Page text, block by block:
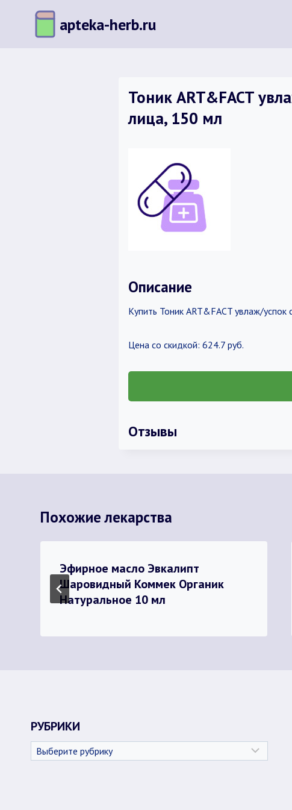
содержимому
apteka-herb.ru
Тоник ART&FACT
лица, 150 мл
Описание
Купить Тоник ART&FACT увлаж/
Цена со скидкой: 624.7 руб.
Отзывы
Похожие лекарства
Эфирное масло Эвкалипт
Шаровидный Коммек Органик
Натуральное 10 мл
РУБРИКИ
Рубрики